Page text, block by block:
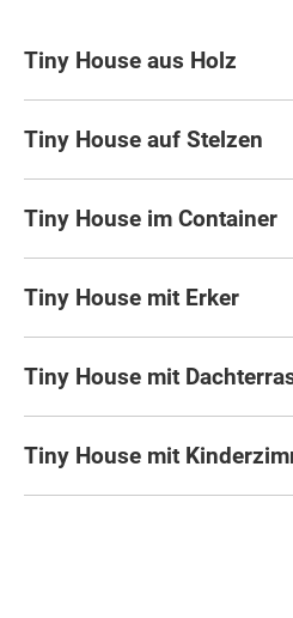
Tiny House aus Holz
Tiny House auf Stelzen
Tiny House im Container
Tiny House mit Erker
Tiny House mit
Tiny House mit